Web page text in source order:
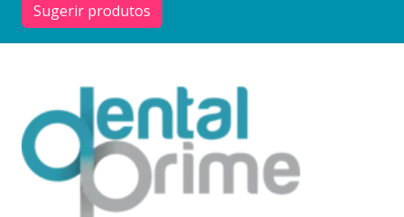
Sugerir produtos